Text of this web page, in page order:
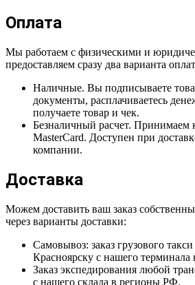
Оплата
Мы работаем с физическими и
предоставляем сразу два варианта
Наличные. Вы подписываете
документы, расплачиваетесь
получаете товар и чек.
Безналичный расчет. Принимаем
MasterCard. Доступен при
компании.
Доставка
Можем доставить ваш заказ
через варианты доставки:
Самовывоз: заказ грузового
Красноярску с нашего терминала
Заказ экспедирования любой
с нашего склада в регионы РФ.